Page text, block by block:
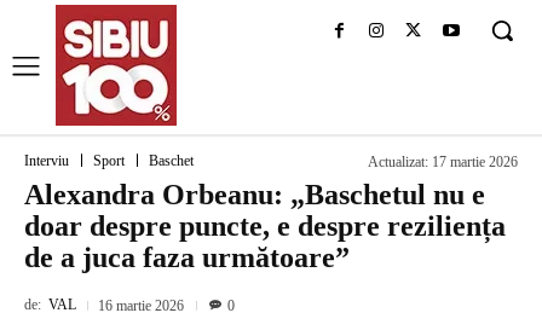
Interviu Sport Baschet Actualizat: 17 martie 2026
Alexandra Orbeanu: „Baschetul nu e
doar despre puncte, e despre reziliența
de a juca faza următoare”
de: VAL 16 martie 2026 0